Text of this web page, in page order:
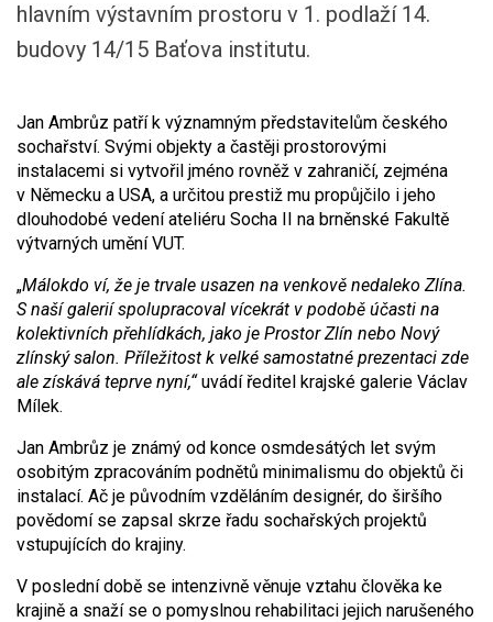
hlavním výstavním prostoru v 1. podlaží 14.
budovy 14/15 Baťova institutu.
Jan Ambrůz patří k významným představitelům českého
sochařství. Svými objekty a častěji prostorovými
instalacemi si vytvořil jméno rovněž v zahraničí, zejména
v Německu a USA, a určitou prestiž mu propůjčilo i jeho
dlouhodobé vedení ateliéru Socha II na brněnské Fakultě
výtvarných umění VUT.
„Málokdo ví, že je trvale usazen na venkově nedaleko Zlína.
S naší galerií spolupracoval vícekrát v podobě účasti na
kolektivních přehlídkách, jako je Prostor Zlín nebo Nový
zlínský salon. Příležitost k velké samostatné prezentaci zde
ale získává teprve nyní,“uvádí ředitel krajské galerie Václav
Mílek.
Jan Ambrůz je známý od konce osmdesátých let svým
osobitým zpracováním podnětů minimalismu do objektů či
instalací. Ač je původním vzděláním designér, do širšího
povědomí se zapsal skrze řadu sochařských projektů
vstupujících do krajiny.
V poslední době se intenzivně věnuje vztahu člověka ke
krajině a snaží se o pomyslnou rehabilitaci jejich narušeného